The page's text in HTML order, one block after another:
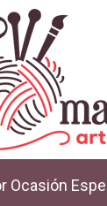
Ocasión